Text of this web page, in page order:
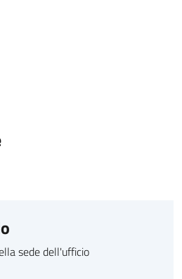
sede dell'ufficio